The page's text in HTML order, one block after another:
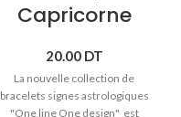
Capricorne
20.00 DT
La nouvelle collection de
bracelets signes astrologiques
"One line One design" est